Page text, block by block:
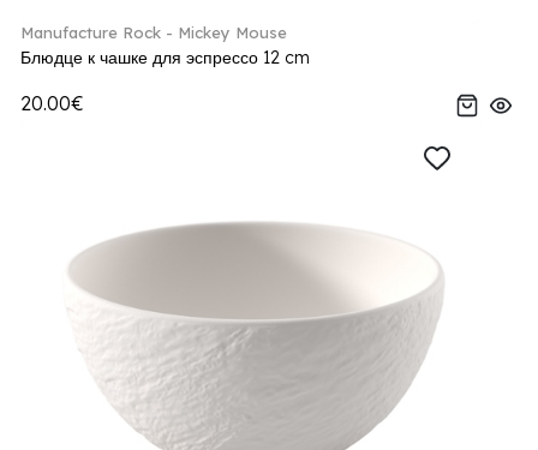
Manufacture Rock - Mickey Mouse
Блюдце к чашке для эспрессо 12 cm
20.00€